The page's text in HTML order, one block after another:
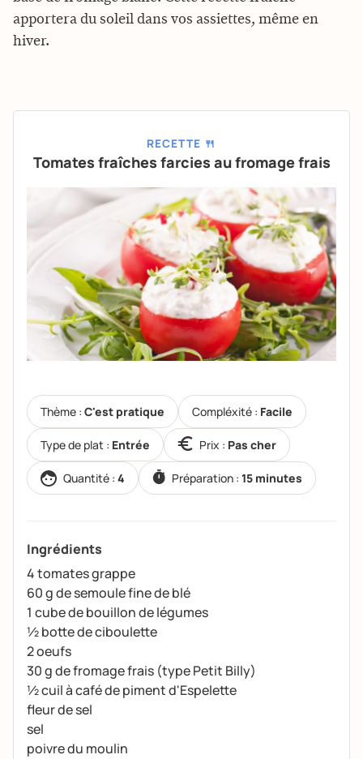
apportera du soleil dans vos assiettes, même en
hiver.
RECETTE 🍴
Tomates fraîches farcies au fromage frais
Thème : C'est pratique Compléxité : Facile
Type de plat : Entrée Prix : Pas cher
Quantité : 4 Préparation :15 minutes
Ingrédients
4 tomates grappe
60 g de semoule fine de blé
1 cube de bouillon de légumes
½ botte de ciboulette
2 oeufs
30 g de fromage frais (type Petit Billy)
½ cuil à café de piment d'Espelette
fleur de sel
sel
poivre du moulin